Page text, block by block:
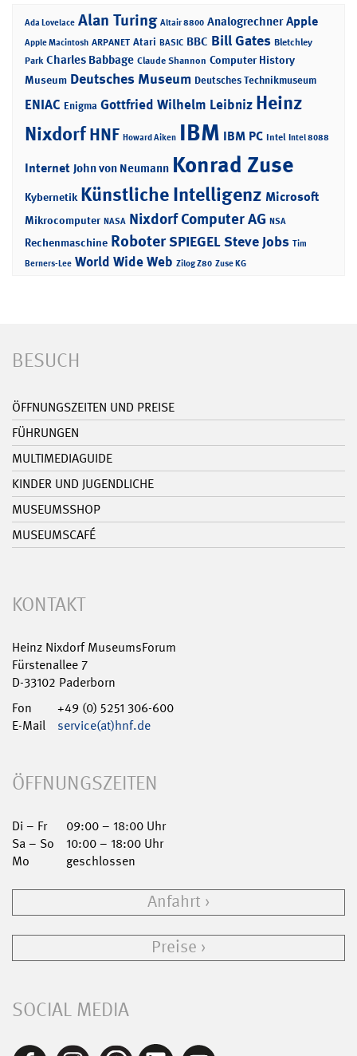
Ada Lovelace Alan Turing Altair 8800 Analogrechner Apple
Apple Macintosh ARPANET Atari BASIC BBC Bill Gates Bletchley
Park Charles Babbage Claude Shannon Computer History
Museum Deutsches Museum Deutsches Technikmuseum
ENIAC Enigma Gottfried Wilhelm Leibniz Heinz
NixdorfHNF Howard Aiken IBM IBM PC Intel Intel 8088
Internet John von Neumann Konrad Zuse
Kybernetik Künstliche Intelligenz Microsoft
Mikrocomputer NASA Nixdorf Computer AG NSA
Rechenmaschine RoboterSPIEGELSteve Jobs Tim
Berners-Lee World Wide Web Zilog Z80 Zuse KG
BESUCH
ÖFFNUNGSZEITEN UND PREISE
FÜHRUNGEN
MULTIMEDIAGUIDE
KINDER UND JUGENDLICHE
MUSEUMSSHOP
MUSEUMSCAFÉ
KONTAKT
Heinz Nixdorf MuseumsForum
Fürstenallee 7
D-33102 Paderborn
Fon
+49 (0) 5251 306-600
E-Mail
service(at)hnf.de
ÖFFNUNGSZEITEN
Di – Fr
09:00 – 18:00 Uhr
Sa – So
10:00 – 18:00 Uhr
Mo
geschlossen
Anfahrt
Preise
SOCIAL MEDIA